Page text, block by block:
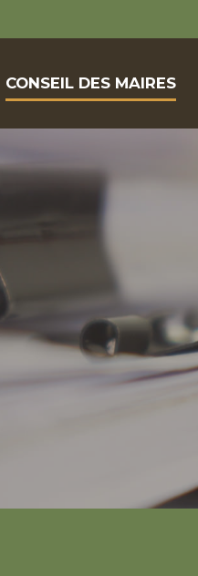
CONSEIL DES MAIRES